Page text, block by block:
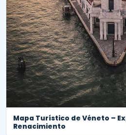
Mapa Turístico de Véneto –
Renacimiento